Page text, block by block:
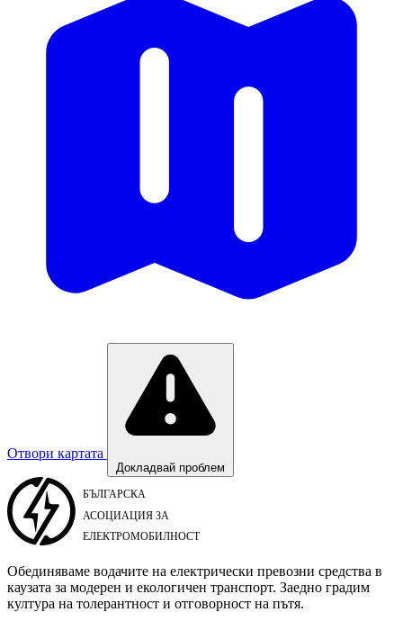
Отвори картата
Докладвай проблем
Обединяваме водачите на електрически превозни средства в
каузата за модерен и екологичен транспорт. Заедно градим
култура на толерантност и отговорност на пътя.